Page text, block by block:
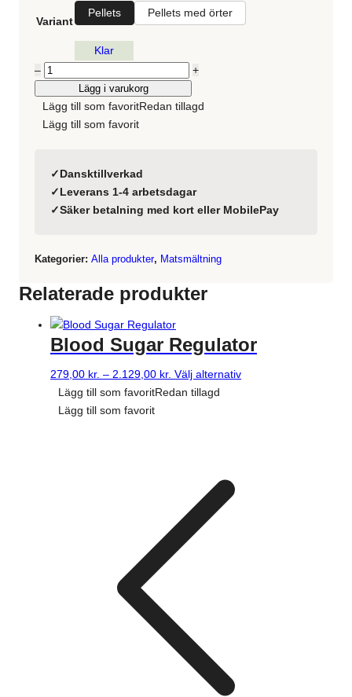
Variant
Pellets Pellets med örter
Klar
– Antal
Psyllium
Husk
+
Lägg i varukorg
Lägg till som favoritRedan tillagd
Lägg till som favorit
✓Dansktillverkad
✓Leverans 1-4 arbetsdagar
✓Säker betalning med kort eller MobilePay
Kategorier: Alla produkter, Matsmältning
Relaterade produkter
Blood Sugar Regulator
279,00 kr. – 2.129,00 kr. Prisklass:
279,00 kr.
Välj alternativDenna
Lägg till som favoritRedan tillagd
Lägg till som favorit